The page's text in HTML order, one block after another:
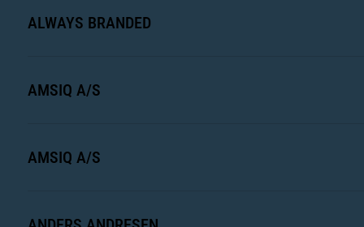
ALWAYS BRANDED
AMSIQ A/S
AMSIQ A/S